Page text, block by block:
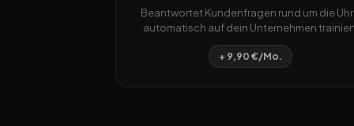
Beantwortet Kundenfragen rund um die Uhr
automatisch auf dein Unternehmen
+ 9,90 €/Mo.